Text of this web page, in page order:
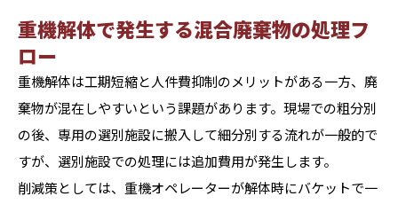
重機解体で発生する混合廃棄物の処理フ
ロー
重機解体は工期短縮と人件費抑制のメリットがある一方、廃
棄物が混在しやすいという課題があります。現場での粗分別
の後、専用の選別施設に搬入して細分別する流れが一般的で
すが、選別施設での処理には追加費用が発生します。
削減策としては、重機オペレーターが解体時にバケットで一